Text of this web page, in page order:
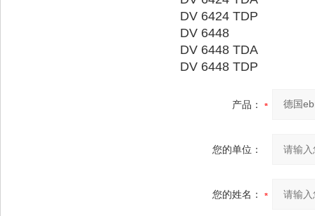
DV 6424 TDP
DV 6448
DV 6448 TDA
DV 6448 TDP
产品：
您的单位：
您的姓名：